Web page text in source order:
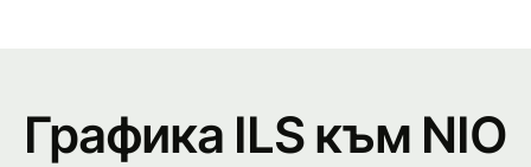
Графика ILS към NIO